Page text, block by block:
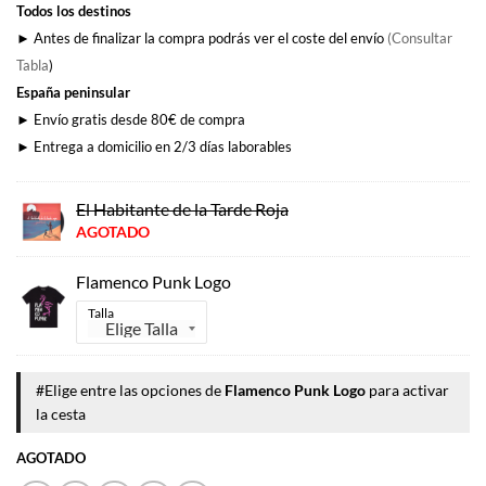
Todos los destinos
► Antes de finalizar la compra podrás ver el coste del envío (Consultar
Tabla)
España peninsular
► Envío gratis desde 80€ de compra
► Entrega a domicilio en 2/3 días laborables
El Habitante de la Tarde Roja
AGOTADO
Flamenco Punk Logo
Talla
#Elige entre las opciones de Flamenco Punk Logo para activar
la cesta
AGOTADO